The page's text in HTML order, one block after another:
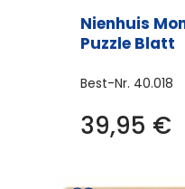
Nienhuis
Puzzle Blatt
Best-Nr. 40.018
39,95 €